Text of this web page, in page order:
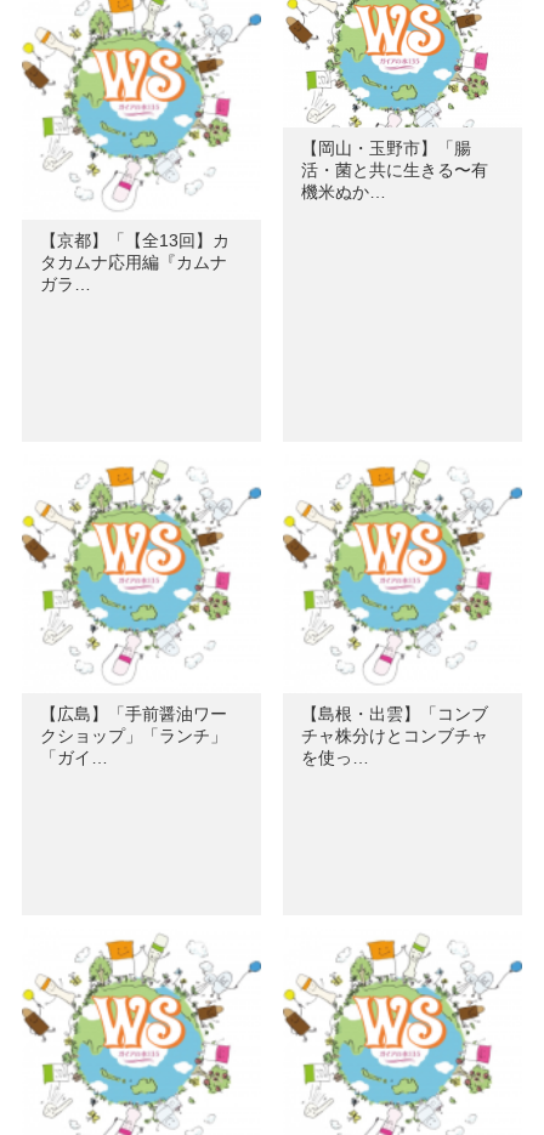
【京都】「【全13回】カ
タカムナ応用編『カムナ
ガラ…
【岡山・玉野市】「腸
活・菌と共に生きる〜有
機米ぬか…
【広島】「手前醤油ワー
クショップ」「ランチ」
「ガイ…
【島根・出雲】「コンブ
チャ株分けとコンブチャ
を使っ…